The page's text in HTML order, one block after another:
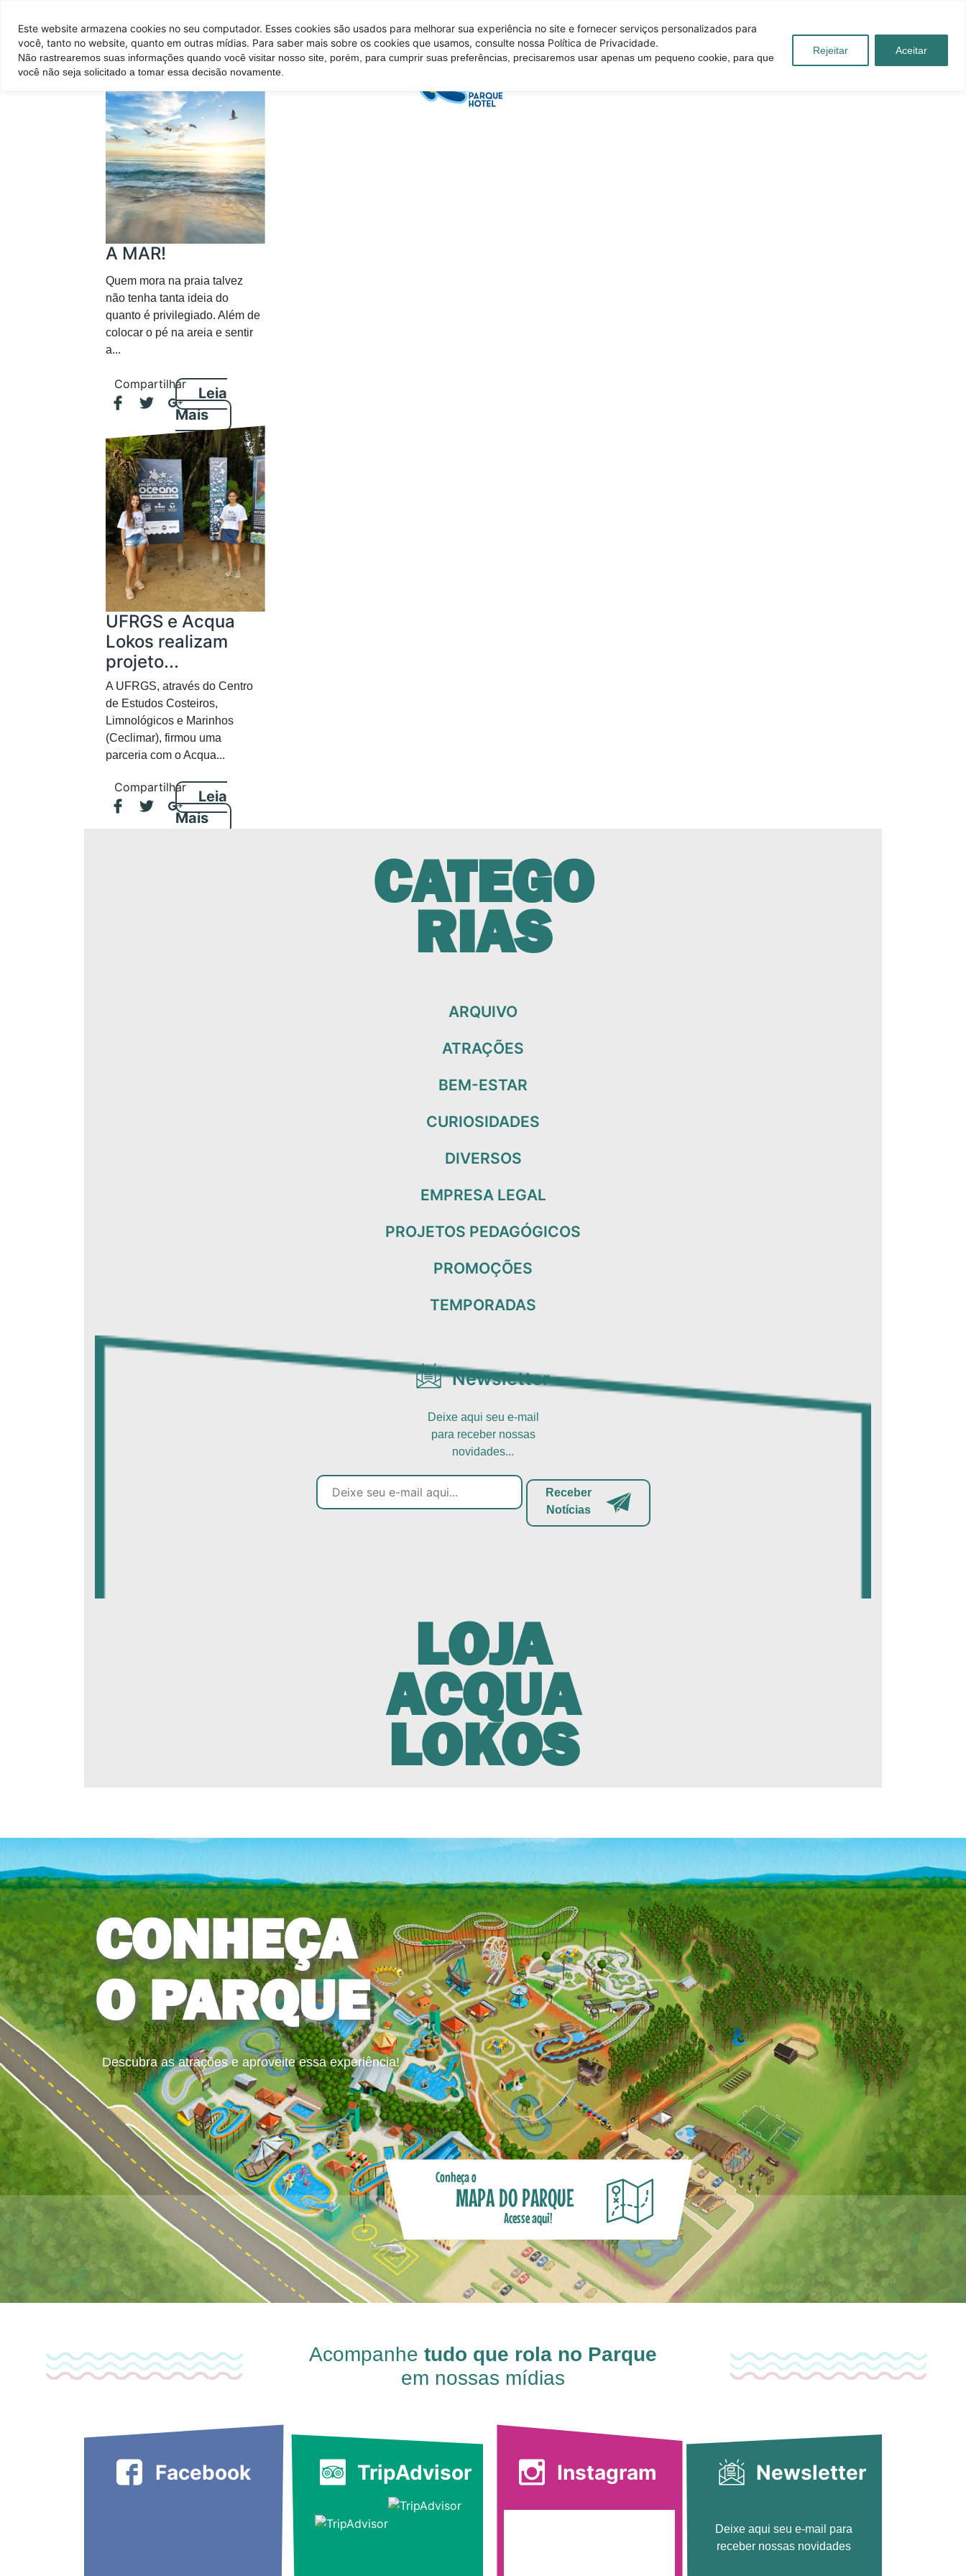
Este website armazena cookies no seu computador. Esses cookies são usados ​​para melhorar sua experiência no site e fornecer serviços personalizados para
você, tanto no website, quanto em outras mídias. Para saber mais sobre os cookies que usamos, consulte nossa Política de Privacidade.
Não rastrearemos suas informações quando você visitar nosso site, porém, para cumprir suas preferências, precisaremos usar apenas um pequeno cookie, para que
você não seja solicitado a tomar essa decisão novamente.
Rejeitar Aceitar
Parque Hotel Atrações Tire suas dúvidas Blog Contato
A MAR!
Quem mora na praia talvez
não tenha tanta ideia do
quanto é privilegiado. Além de
colocar o pé na areia e sentir
a...
Compartilhar
Leia
Mais
UFRGS e Acqua
Lokos realizam
projeto...
A UFRGS, através do Centro
de Estudos Costeiros,
Limnológicos e Marinhos
(Ceclimar), firmou uma
parceria com o Acqua...
Compartilhar
Leia
Mais
CATEGO
RIAS
ARQUIVO
ATRAÇÕES
BEM-ESTAR
CURIOSIDADES
DIVERSOS
EMPRESA LEGAL
PROJETOS PEDAGÓGICOS
PROMOÇÕES
TEMPORADAS
Newsletter
Deixe aqui seu e-mail
para receber nossas
novidades...
Receber
Notícias
LOJA
ACQUA
LOKOS
CONHEÇA
O PARQUE
Descubra as atrações e aproveite essa experiência!
Conheça o
MAPA DO PARQUE
Acesse aqui!
Acompanhe tudo que rola no Parque
em nossas mídias
Facebook TripAdvisor Instagram Newsletter
Deixe aqui seu e-mail para
receber nossas novidades